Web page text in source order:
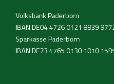
Volksbank Paderborn
IBAN DE04 4726 0121 8839
Sparkasse Paderborn
IBAN DE23 4765 0130 1010